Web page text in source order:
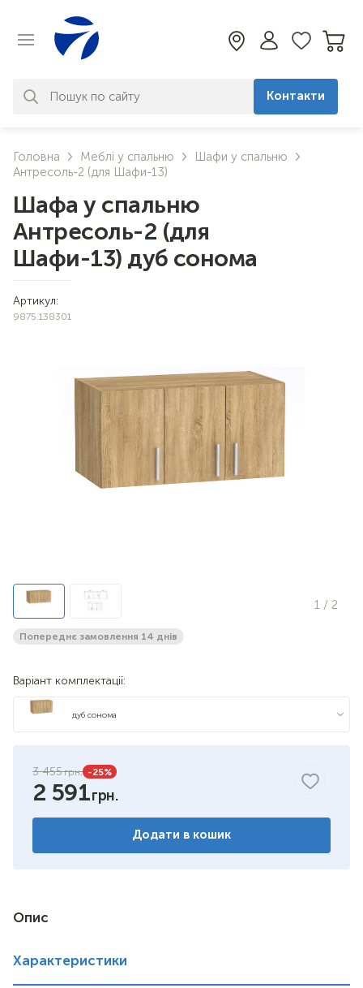
знайдено. Уточніть свій запит
Контакти
Головна Меблі у спальню
Шафи у спальню
Антресоль-2 (для Шафи-13)
Шафа у спальню
Антресоль-2 (для
Шафи-13) дуб сонома
Артикул:
9875.138301
1 / 2
Попереднє замовлення 14 днів
Варіант комплектації:
дуб сонома
бук
3 455 -25%
2 591
Додати в кошик
Опис
Характеристики